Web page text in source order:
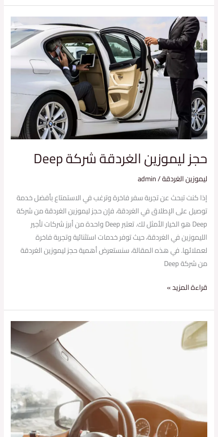
حجز ليموزين الغردقة شركة Deep
ليموزين الغردقة/
admin
إذا كنت تبحث عن تجربة سفر فاخرة وترغب في الاستمتاع بأفضل خدمة
توصيل على الإطلاق في الغردقة، فإن حجز ليموزين الغردقة من شركة
Deep هو الخيار الأمثل لك. تعتبر Deep واحدة من أبرز شركات تأجير
الليموزين في الغردقة، حيث توفر خدمات استثنائية وتجربة فاخرة
لعملائها. في هذه المقالة، سنستعرض أهمية حجز ليموزين الغردقة
من شركة Deep
حجز
ليموزين
الغردقة
شركة
Deep
قراءة المزيد »
ما
هو